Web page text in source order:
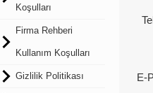
Koşulları
Firma Rehberi
Kullanım Koşulları
Gizlilik Politikası E-